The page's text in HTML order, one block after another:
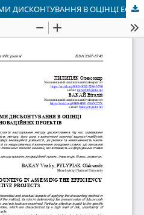
ОСОБЛИВОСТІ ТА ПРОБЛЕМИ ДИСКОНТУВАННЯ В ОЦІНЦІ ЕФЕКТИВНОСТІ ІННОВАЦІЙНИХ ПРОЕКТІВ